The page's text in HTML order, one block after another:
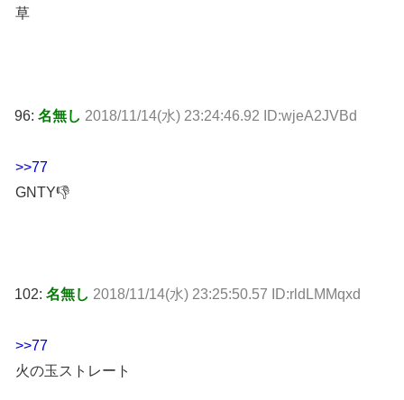
草
96: 名無し 2018/11/14(水) 23:24:46.92 ID:wjeA2JVBd
>>77
GNTY👎
102: 名無し 2018/11/14(水) 23:25:50.57 ID:rldLMMqxd
>>77
火の玉ストレート